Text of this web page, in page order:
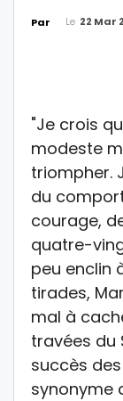
Par Le 22 Mar
"Je crois
modeste
triompher.
du
courage,
quatre-
peu enclin
tirades,
mal à
travées du
succès
synonyme